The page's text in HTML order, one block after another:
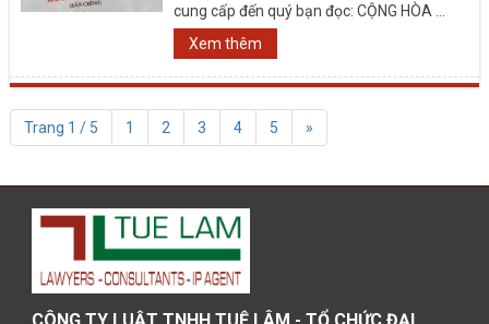
cung cấp đến quý bạn đọc: CỘNG HÒA ...
Xem thêm
Trang 1 / 5 1 2 3 4 5 »
CÔNG TY LUẬT TNHH TUỆ LÂM - TỔ CHỨC ĐẠI